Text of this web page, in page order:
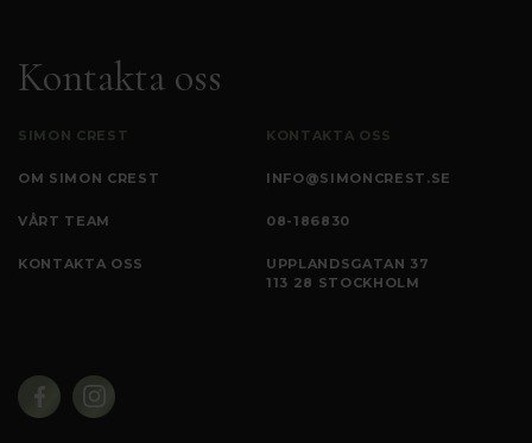
Kontakta oss
SIMON CREST
OM SIMON CREST
VÅRT TEAM
KONTAKTA OSS
KONTAKTA OSS
INFO@SIMONCREST.SE
08-186830
UPPLANDSGATAN 37
113 28 STOCKHOLM